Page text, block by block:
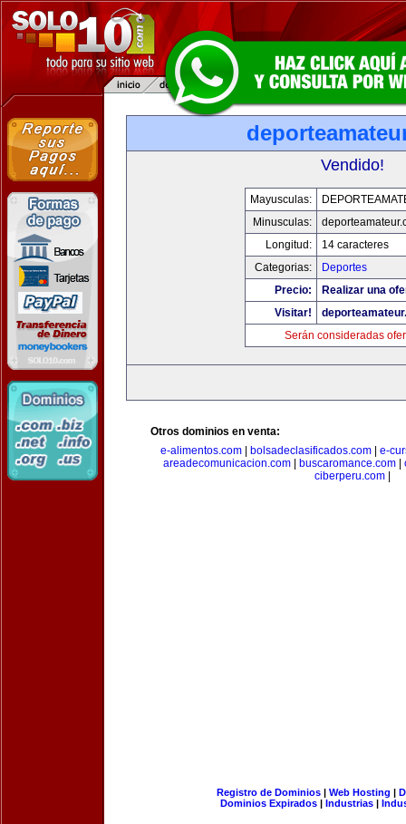
Vendido!
Mayusculas:
Minusculas:
Longitud:
14 caracteres
Categorias:
Deportes
Precio:
Realizar una
Visitar!
Serán consideradas
Otros dominios en venta:
e-alimentos.com| bolsadeclasificados.com| e-
areadecomunicacion.com| buscaromance.com|
ciberperu.com
Registro de Dominios| Web Hosting |
Dominios Expirados | Industrias |